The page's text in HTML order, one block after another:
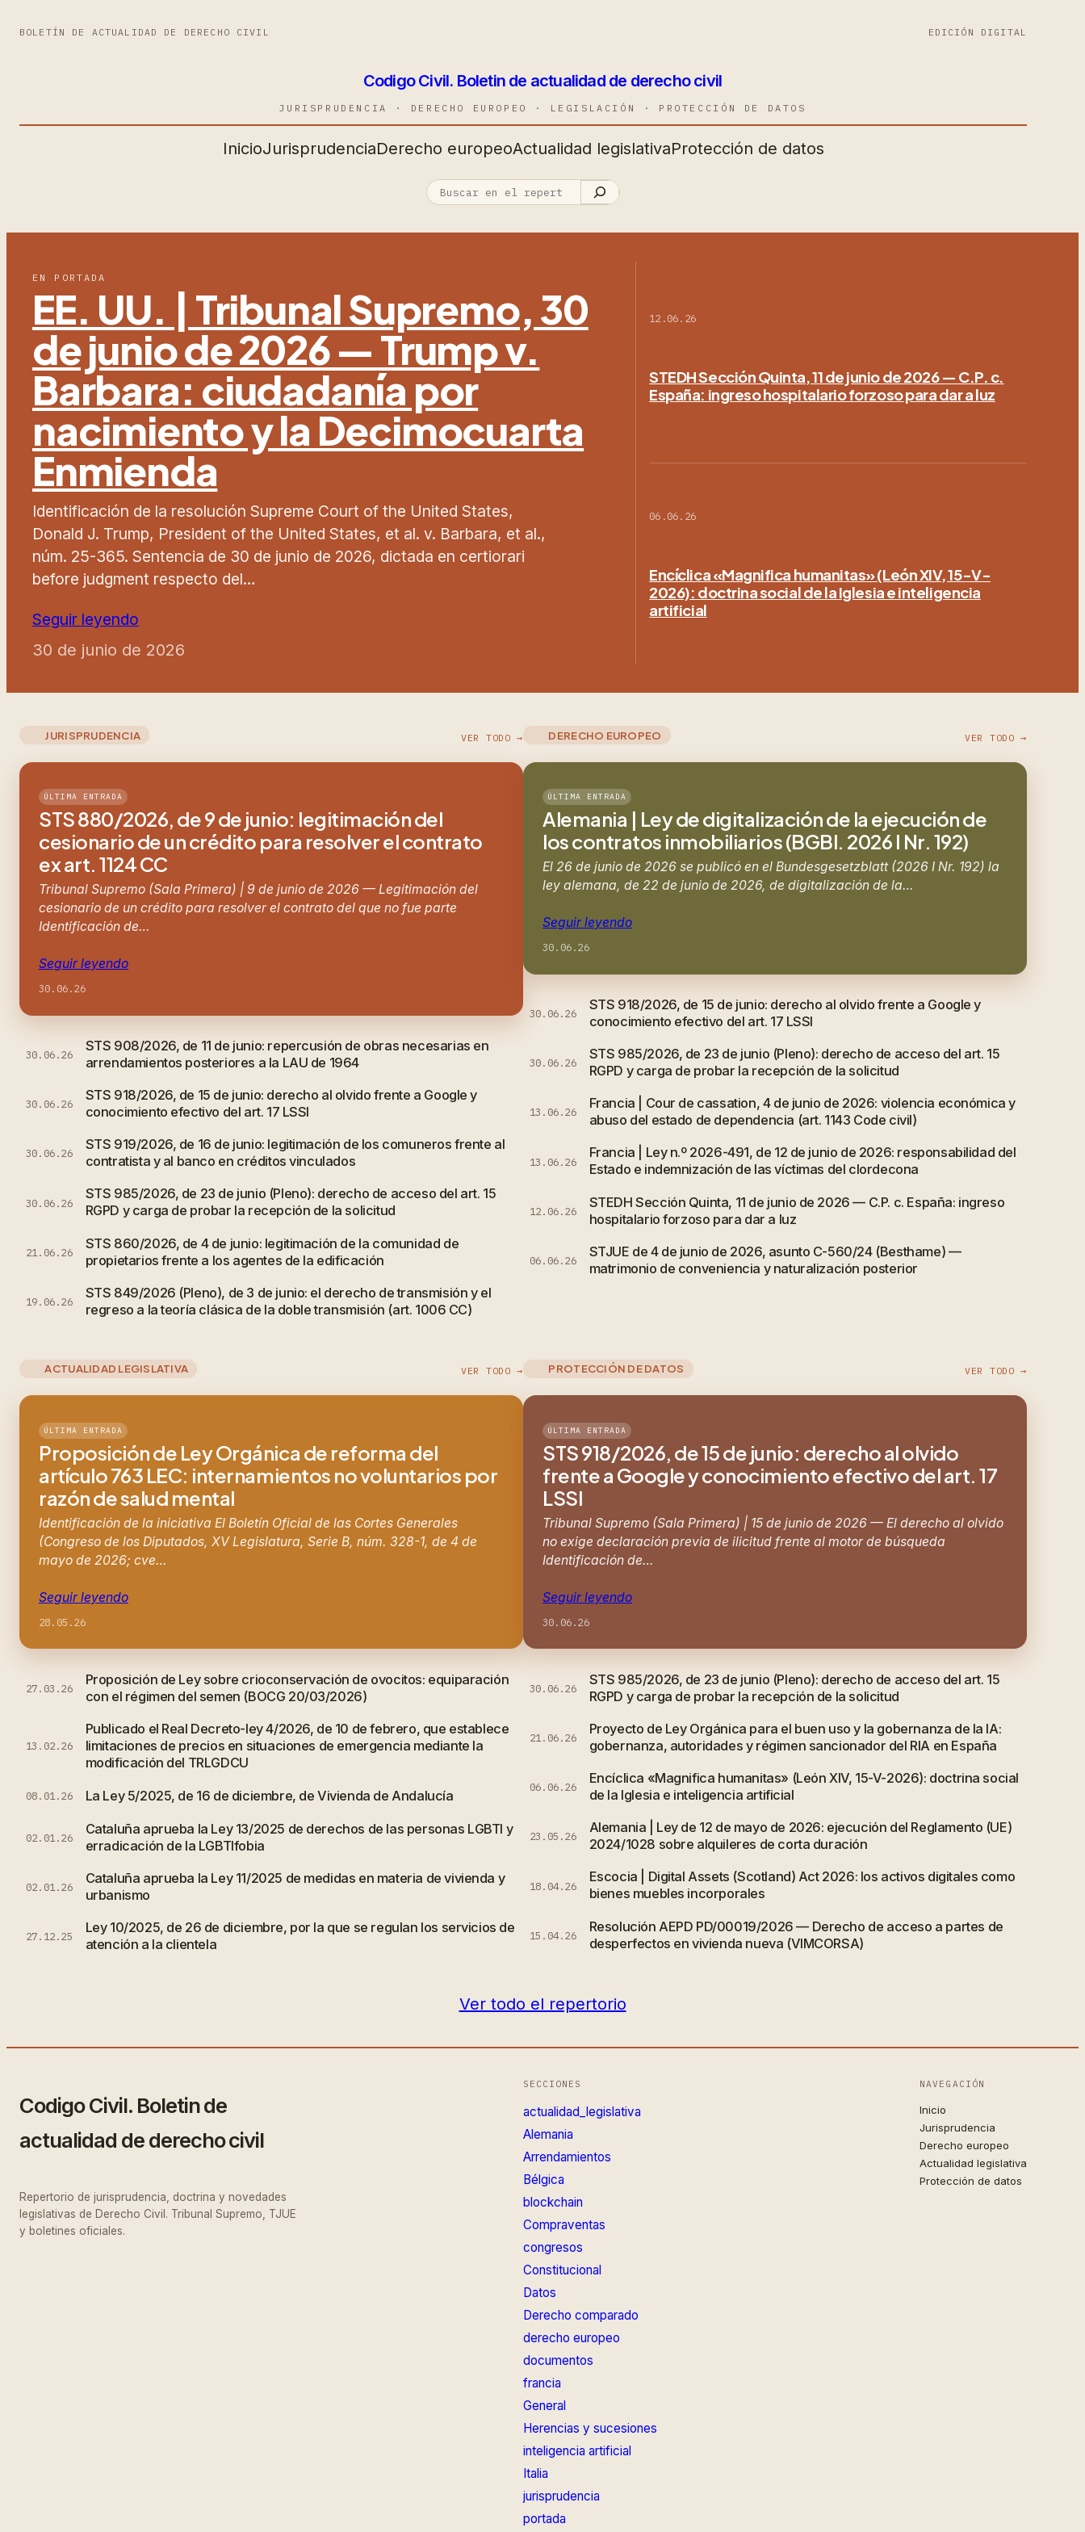
BOLETÍN DE ACTUALIDAD DE DERECHO CIVIL EDICIÓN DIGITAL
Codigo Civil. Boletin de actualidad de derecho civil
JURISPRUDENCIA · DERECHO EUROPEO · LEGISLACIÓN · PROTECCIÓN DE DATOS
InicioJurisprudenciaDerecho europeoActualidad legislativaProtección de datos
EN PORTADA
EE. UU. | Tribunal Supremo, 30
de junio de 2026 — Trump v.
Barbara: ciudadanía por
nacimiento y la Decimocuarta
Enmienda
Identificación de la resolución Supreme Court of the United States,
Donald J. Trump, President of the United States, et al. v. Barbara, et al.,
núm. 25-365. Sentencia de 30 de junio de 2026, dictada en certiorari
before judgment respecto del…
Seguir leyendo
30 de junio de 2026
12.06.26
STEDH Sección Quinta, 11 de junio de 2026 — C.P. c.
España: ingreso hospitalario forzoso para dar a luz
06.06.26
Encíclica «Magnifica humanitas» (León XIV, 15-V-
2026): doctrina social de la Iglesia e inteligencia
artificial
JURISPRUDENCIA VER TODO →
ÚLTIMA ENTRADA
STS 880/2026, de 9 de junio: legitimación del
cesionario de un crédito para resolver el contrato
ex art. 1124 CC
Tribunal Supremo (Sala Primera) | 9 de junio de 2026 — Legitimación del
cesionario de un crédito para resolver el contrato del que no fue parte
Identificación de…
Seguir leyendo
30.06.26
30.06.26
STS 908/2026, de 11 de junio: repercusión de obras necesarias en
arrendamientos posteriores a la LAU de 1964
30.06.26
STS 918/2026, de 15 de junio: derecho al olvido frente a Google y
conocimiento efectivo del art. 17 LSSI
30.06.26
STS 919/2026, de 16 de junio: legitimación de los comuneros frente al
contratista y al banco en créditos vinculados
30.06.26
STS 985/2026, de 23 de junio (Pleno): derecho de acceso del art. 15
RGPD y carga de probar la recepción de la solicitud
21.06.26
STS 860/2026, de 4 de junio: legitimación de la comunidad de
propietarios frente a los agentes de la edificación
19.06.26
STS 849/2026 (Pleno), de 3 de junio: el derecho de transmisión y el
regreso a la teoría clásica de la doble transmisión (art. 1006 CC)
DERECHO EUROPEO VER TODO →
ÚLTIMA ENTRADA
Alemania | Ley de digitalización de la ejecución de
los contratos inmobiliarios (BGBl. 2026 I Nr. 192)
El 26 de junio de 2026 se publicó en el Bundesgesetzblatt (2026 I Nr. 192) la
ley alemana, de 22 de junio de 2026, de digitalización de la…
Seguir leyendo
30.06.26
30.06.26
STS 918/2026, de 15 de junio: derecho al olvido frente a Google y
conocimiento efectivo del art. 17 LSSI
30.06.26
STS 985/2026, de 23 de junio (Pleno): derecho de acceso del art. 15
RGPD y carga de probar la recepción de la solicitud
13.06.26
Francia | Cour de cassation, 4 de junio de 2026: violencia económica y
abuso del estado de dependencia (art. 1143 Code civil)
13.06.26
Francia | Ley n.º 2026-491, de 12 de junio de 2026: responsabilidad del
Estado e indemnización de las víctimas del clordecona
12.06.26
STEDH Sección Quinta, 11 de junio de 2026 — C.P. c. España: ingreso
hospitalario forzoso para dar a luz
06.06.26
STJUE de 4 de junio de 2026, asunto C-560/24 (Besthame) —
matrimonio de conveniencia y naturalización posterior
ACTUALIDAD LEGISLATIVA VER TODO →
ÚLTIMA ENTRADA
Proposición de Ley Orgánica de reforma del
artículo 763 LEC: internamientos no voluntarios por
razón de salud mental
Identificación de la iniciativa El Boletín Oficial de las Cortes Generales
(Congreso de los Diputados, XV Legislatura, Serie B, núm. 328-1, de 4 de
mayo de 2026; cve…
Seguir leyendo
28.05.26
27.03.26
Proposición de Ley sobre crioconservación de ovocitos: equiparación
con el régimen del semen (BOCG 20/03/2026)
13.02.26
Publicado el Real Decreto-ley 4/2026, de 10 de febrero, que establece
limitaciones de precios en situaciones de emergencia mediante la
modificación del TRLGDCU
08.01.26 La Ley 5/2025, de 16 de diciembre, de Vivienda de Andalucía
02.01.26
Cataluña aprueba la Ley 13/2025 de derechos de las personas LGBTI y
erradicación de la LGBTIfobia
02.01.26
Cataluña aprueba la Ley 11/2025 de medidas en materia de vivienda y
urbanismo
27.12.25
Ley 10/2025, de 26 de diciembre, por la que se regulan los servicios de
atención a la clientela
PROTECCIÓN DE DATOS VER TODO →
ÚLTIMA ENTRADA
STS 918/2026, de 15 de junio: derecho al olvido
frente a Google y conocimiento efectivo del art. 17
LSSI
Tribunal Supremo (Sala Primera) | 15 de junio de 2026 — El derecho al olvido
no exige declaración previa de ilicitud frente al motor de búsqueda
Identificación de…
Seguir leyendo
30.06.26
30.06.26
STS 985/2026, de 23 de junio (Pleno): derecho de acceso del art. 15
RGPD y carga de probar la recepción de la solicitud
21.06.26
Proyecto de Ley Orgánica para el buen uso y la gobernanza de la IA:
gobernanza, autoridades y régimen sancionador del RIA en España
06.06.26
Encíclica «Magnifica humanitas» (León XIV, 15-V-2026): doctrina social
de la Iglesia e inteligencia artificial
23.05.26
Alemania | Ley de 12 de mayo de 2026: ejecución del Reglamento (UE)
2024/1028 sobre alquileres de corta duración
18.04.26
Escocia | Digital Assets (Scotland) Act 2026: los activos digitales como
bienes muebles incorporales
15.04.26
Resolución AEPD PD/00019/2026 — Derecho de acceso a partes de
desperfectos en vivienda nueva (VIMCORSA)
Ver todo el repertorio
Codigo Civil. Boletin de
actualidad de derecho civil
Repertorio de jurisprudencia, doctrina y novedades
legislativas de Derecho Civil. Tribunal Supremo, TJUE
y boletines oficiales.
SECCIONES
actualidad_legislativa
Alemania
Arrendamientos
Bélgica
blockchain
Compraventas
congresos
Constitucional
Datos
Derecho comparado
derecho europeo
documentos
francia
General
Herencias y sucesiones
inteligencia artificial
Italia
jurisprudencia
portada
NAVEGACIÓN
Inicio
Jurisprudencia
Derecho europeo
Actualidad legislativa
Protección de datos